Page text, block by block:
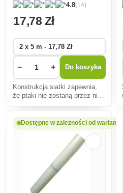
4.8(14)
17,78 Zł
− + Do koszyka
Konstrukcja siatki zapewnia,
że ptaki nie zostaną przez nią
Dostępne w zależności od wariantu